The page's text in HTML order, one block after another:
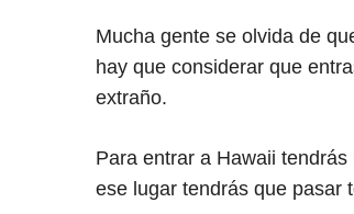
Mucha gente se olvida de
hay que considerar que
extraño.
Para entrar a Hawaii
ese lugar tendrás que pasar